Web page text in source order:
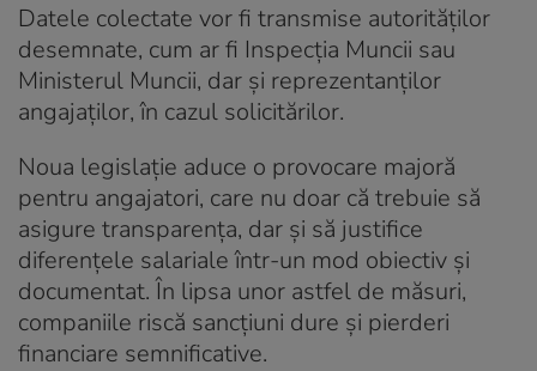
Datele colectate vor fi transmise autorităților
desemnate, cum ar fi Inspecția Muncii sau
Ministerul Muncii, dar și reprezentanților
angajaților, în cazul solicitărilor.
Noua legislație aduce o provocare majoră
pentru angajatori, care nu doar că trebuie să
asigure transparența, dar și să justifice
diferențele salariale într-un mod obiectiv și
documentat. În lipsa unor astfel de măsuri,
companiile riscă sancțiuni dure și pierderi
financiare semnificative.